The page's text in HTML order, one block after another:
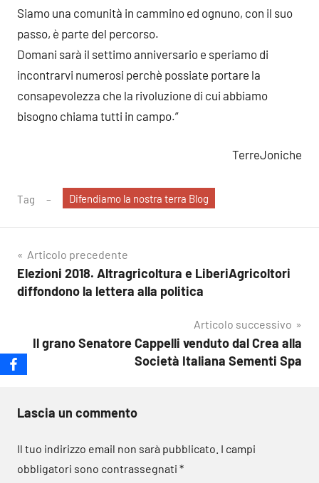
Siamo una comunità in cammino ed ognuno, con il suo
passo, è parte del percorso.
Domani sarà il settimo anniversario e speriamo di
incontrarvi numerosi perchè possiate portare la
consapevolezza che la rivoluzione di cui abbiamo
bisogno chiama tutti in campo.”
TerreJoniche
Tag Difendiamo la nostra terra Blog
Navigazione
articoli
Articolo precedente
Elezioni 2018. Altragricoltura e LiberiAgricoltori
diffondono la lettera alla politica
Articolo successivo
Il grano Senatore Cappelli venduto dal Crea alla
Società Italiana Sementi Spa
Lascia un commento
Il tuo indirizzo email non sarà pubblicato. I campi
obbligatori sono contrassegnati *